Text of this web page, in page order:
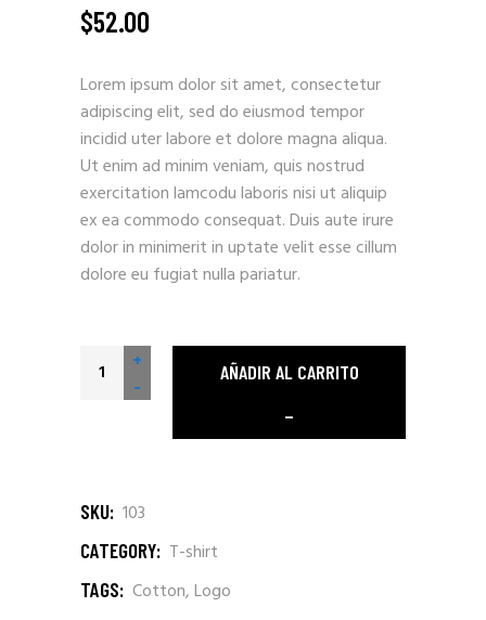
$52.00
Lorem ipsum dolor sit amet, consectetur
adipiscing elit, sed do eiusmod tempor
incidid uter labore et dolore magna aliqua.
Ut enim ad minim veniam, quis nostrud
exercitation lamcodu laboris nisi ut aliquip
ex ea commodo consequat. Duis aute irure
dolor in minimerit in uptate velit esse cillum
dolore eu fugiat nulla pariatur.
-
+ AÑADIR AL CARRITO
SKU: 103
CATEGORY: T-shirt
TAGS: Cotton,Logo